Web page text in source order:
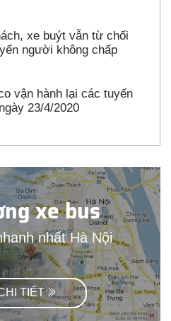
xe buýt vẫn từ chối
người không chấp
vận hành lại các tuyến
23/4/2020
xe bus
nhất Hà Nội
TIẾT